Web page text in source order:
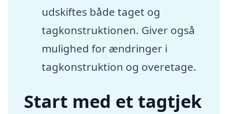
udskiftes både taget og
tagkonstruktionen. Giver også
mulighed for ændringer i
tagkonstruktion og overetage.
Start med et tagtjek